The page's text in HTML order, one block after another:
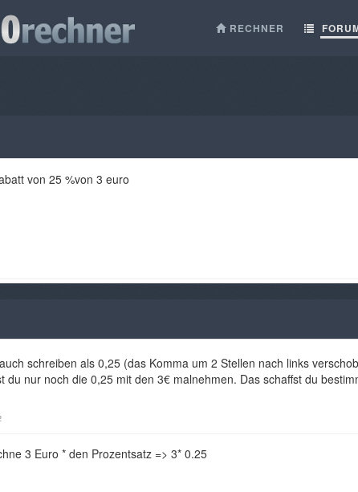
RECHNER
von 25 %von 3 euro
schreiben als 0,25 (das Komma um 2 Stellen nach links
du nur noch die 0,25 mit den 3€ malnehmen. Das schaffst du
3 Euro * den Prozentsatz => 3* 0.25